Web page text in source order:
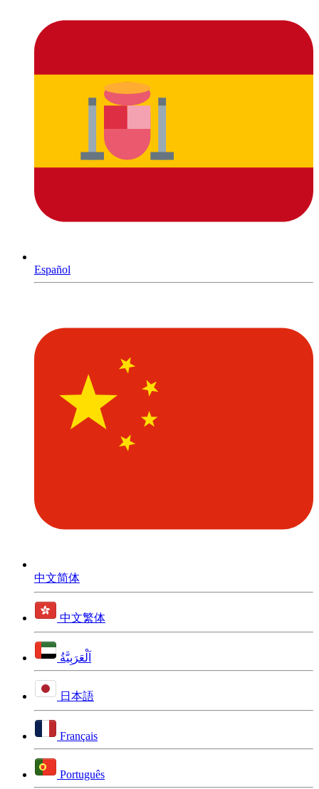
Español
中文简体
中文繁体
اَلْعَرَبِيَّةُ
日本語
Français
Português